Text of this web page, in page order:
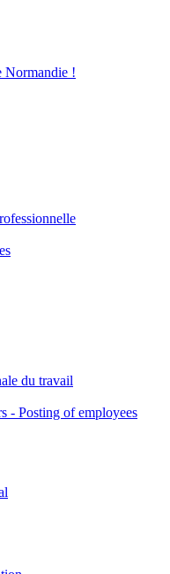
Normandie !
du travail
- Posting of employees